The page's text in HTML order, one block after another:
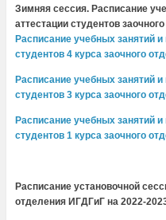
Зимняя сессия. Расписание
аттестации студентов
Расписание учебных занятий
студентов 4 курса заочного
Расписание учебных занятий
студентов 3 курса заочного
Расписание учебных занятий
студентов 1 курса заочного
Расписание установочной
отделения ИГДГиГ на 2022-